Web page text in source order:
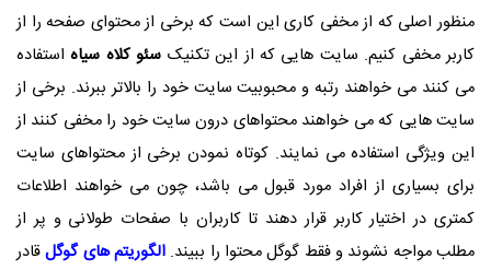
منظور اصلی که از مخفی کاری این است که برخی از محتوای صفحه را از
کاربر مخفی کنیم. سایت هایی که از این تکنیک سئو کلاه سیاهاستفاده
می کنند می خواهند رتبه و محبوبیت سایت خود را بالاتر ببرند. برخی از
سایت هایی که می خواهند محتواهای درون سایت خود را مخفی کنند از
این ویژگی استفاده می نمایند. کوتاه نمودن برخی از محتواهای سایت
برای بسیاری از افراد مورد قبول می باشد، چون می خواهند اطلاعات
کمتری در اختیار کاربر قرار دهند تا کاربران با صفحات طولانی و پر از
مطلب مواجه نشوند و فقط گوگل محتوا را ببیند. الگوریتم های گوگلقادر